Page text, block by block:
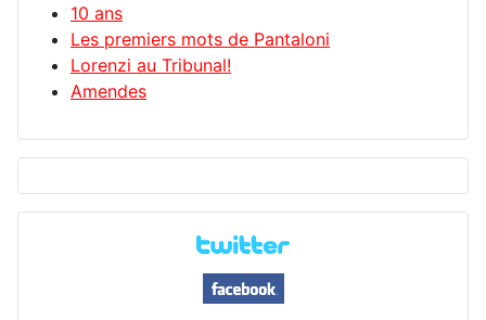
10 ans
Les premiers mots de Pantaloni
Lorenzi au Tribunal!
Amendes